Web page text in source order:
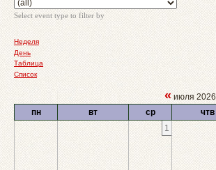
Select event type to filter by
Неделя
День
Таблица
Список
«июля 2026
пн вт ср чтв
1